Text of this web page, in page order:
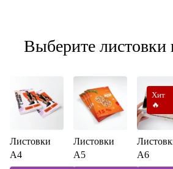
Выберите листовки
Листовки
А4
Листовки
А5
Хит
🔥
А6